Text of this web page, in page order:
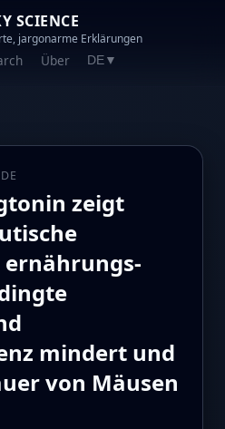
SCIENCE
jargonarme Erklärungen
Über DE▼
zeigt
mindert und
von Mäusen